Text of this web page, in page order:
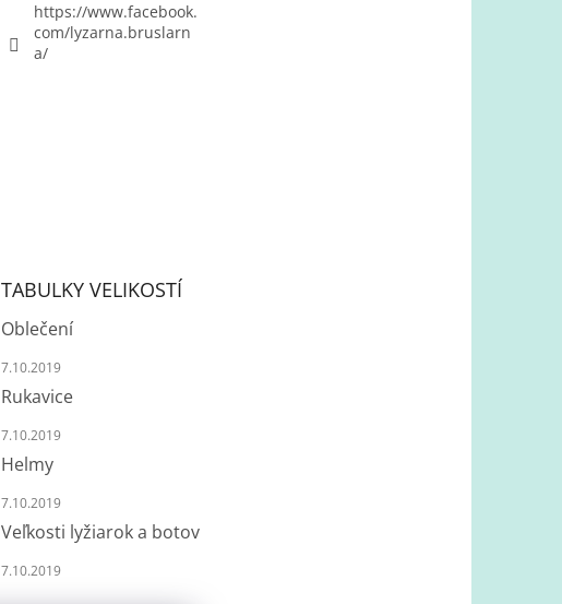
https://www.facebook.
com/lyzarna.bruslarn
a/
TABULKY VELIKOSTÍ
Oblečení
7.10.2019
Rukavice
7.10.2019
Helmy
7.10.2019
Veľkosti lyžiarok a botov
7.10.2019